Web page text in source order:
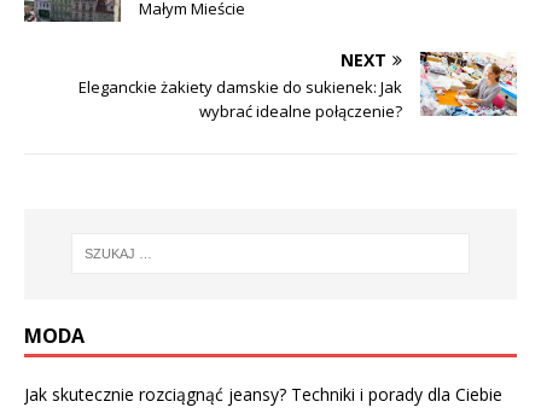
Małym Mieście
NEXT
Eleganckie żakiety damskie do sukienek: Jak
wybrać idealne połączenie?
MODA
Jak skutecznie rozciągnąć jeansy? Techniki i porady dla Ciebie